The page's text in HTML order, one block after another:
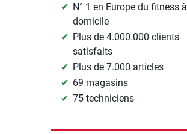
N° 1 en Europe du fitness à
domicile
Plus de 4.000.000 clients
satisfaits
Plus de 7.000 articles
69 magasins
75 techniciens